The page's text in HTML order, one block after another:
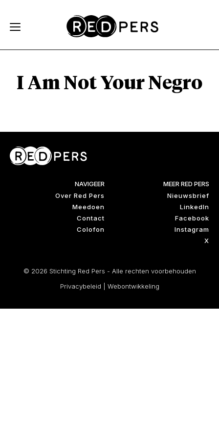
I Am Not Your Negro
NAVIGEER
Over Red Pers
Meedoen
Contact
Colofon
MEER RED PERS
Nieuwsbrief
LinkedIn
Facebook
Instagram
X
© 2026 Stichting Red Pers - Alle rechten voorbehouden
Privacybeleid
Webontwikkeling